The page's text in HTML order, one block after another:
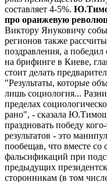
составляет 4-5%.
про оранжевую
Виктору Януковичу
регионов также
поздравления, а
на брифинге в Киеве,
стоит делать
"Результаты, которые
лишь социология...
пределах
рано", - сказала
праздновать победу
результатов - это
пообещав, что вместе со
фальсификаций при
предыдущих
сторонникам (в том